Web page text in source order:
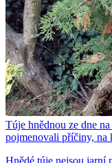
Túje hnědnou ze dne
pojmenovali příčiny, na
Hnědé túje nejsou jarní